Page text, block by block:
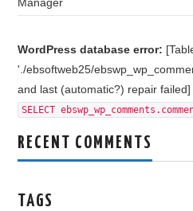
WordPress database error:
'./ebsoftweb25/
and last (automatic?) repair failed]
SELECT
RECENT COMMENTS
TAGS